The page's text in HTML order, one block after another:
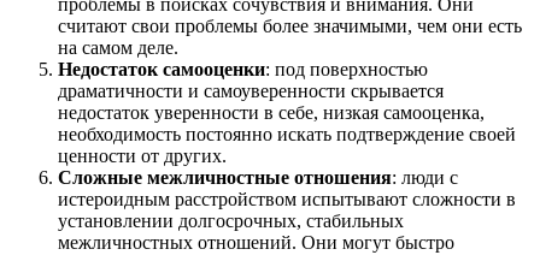
проблемы в поисках сочувствия и внимания. Они
считают свои проблемы более значимыми, чем они есть
на самом деле.
Недостаток самооценки: под поверхностью
драматичности и самоуверенности скрывается
недостаток уверенности в себе, низкая самооценка,
необходимость постоянно искать подтверждение своей
ценности от других.
Сложные межличностные отношения: люди с
истероидным расстройством испытывают сложности в
установлении долгосрочных, стабильных
межличностных отношений. Они могут быстро